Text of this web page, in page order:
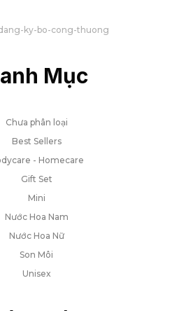
Mục
Chưa phân loại
Best Sellers
- Homecare
Gift Set
Mini
Nước Hoa Nam
Nước Hoa Nữ
Son Môi
Unisex